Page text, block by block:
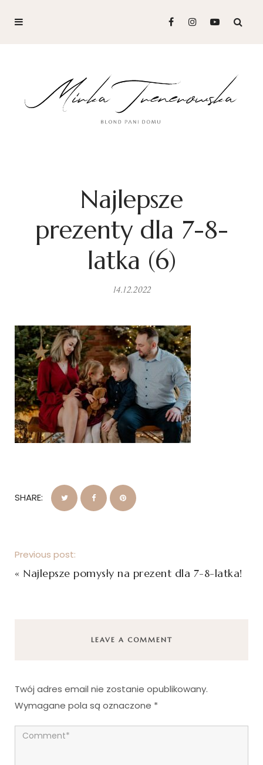
Najlepsze
prezenty dla 7-8-
latka (6)
14.12.2022
SHARE:
Previous post:
« Najlepsze pomysły na prezent dla 7-8-latka!
LEAVE A COMMENT
Twój adres email nie zostanie opublikowany.
Wymagane pola są oznaczone *